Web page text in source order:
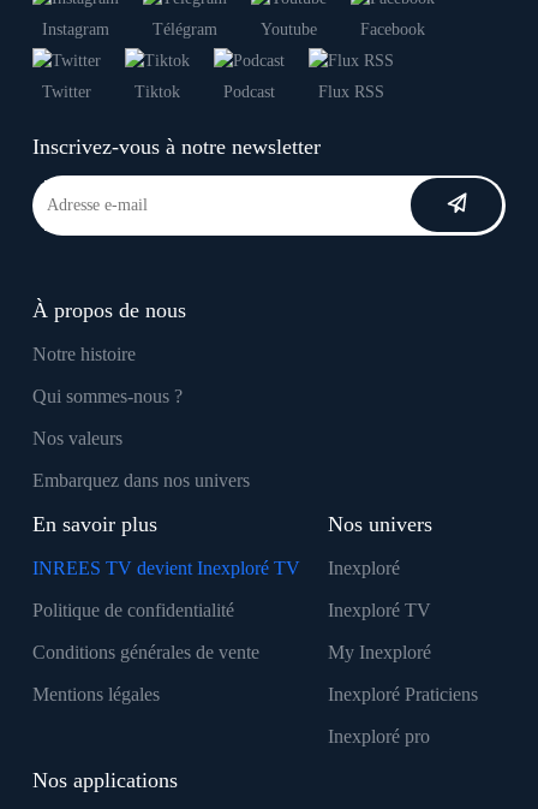
Instagram Télégram Youtube Facebook
Twitter Tiktok Podcast Flux RSS
Inscrivez-vous à notre newsletter
À propos de nous
Notre histoire
Qui sommes-nous ?
Nos valeurs
Embarquez dans nos univers
En savoir plus
INREES TV devient Inexploré TV
Politique de confidentialité
Conditions générales de vente
Mentions légales
Nos univers
Inexploré
Inexploré TV
My Inexploré
Inexploré Praticiens
Inexploré pro
Nos applications